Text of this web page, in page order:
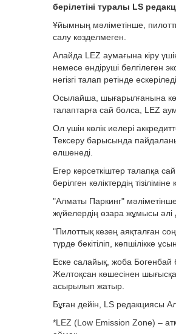
берілетіні туралы LS
Ұйымның мәліметінше,
салу көзделмеген.
Алайда LEZ аумағына кіру
немесе өндіруші белгілеген
негізгі талап ретінде ескеріледі.
Осылайша, шығарылғанына
талаптарға сай болса, LEZ
Ол үшін көлік иелері
Тексеру барысында
өлшенеді.
Егер көрсеткіштер талапқа
берілген көліктердің
"Алматы Паркинг"
жүйелердің өзара жұмысы әлі
"Пилоттық кезең аяқталған
түрде бекітіліп, көпшілікке
Еске салайық, жоба Богенбай
Желтоқсан көшесінен
асырылып жатыр.
Бұған дейін, LS редакциясы
*LEZ (Low Emission Zone) –